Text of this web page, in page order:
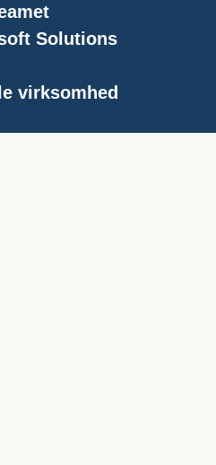
Solutions
virksomhed